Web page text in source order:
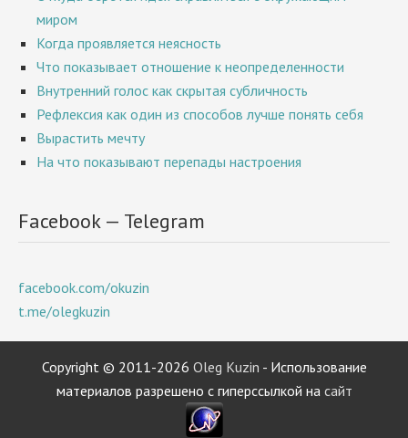
миром
Когда проявляется неясность
Что показывает отношение к неопределенности
Внутренний голос как скрытая субличность
Рефлексия как один из способов лучше понять себя
Вырастить мечту
На что показывают перепады настроения
Facebook — Telegram
facebook.com/okuzin
t.me/olegkuzin
Copyright © 2011-2026 Oleg Kuzin - Использование
материалов разрешено с гиперссылкой на сайт